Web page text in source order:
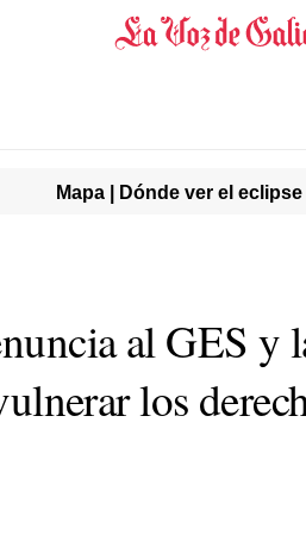
Mapa | Dónde ver el
al GES y
los